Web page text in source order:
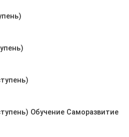
Обучение Саморазвитие